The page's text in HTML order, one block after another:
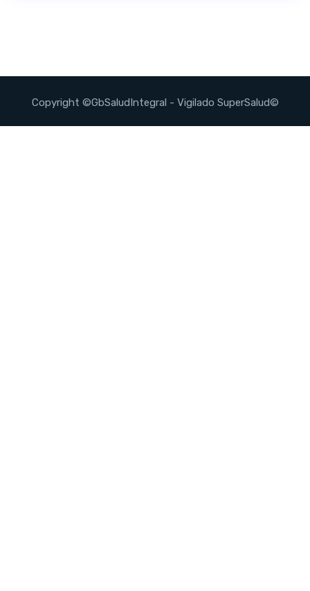
Copyright ©GbSaludIntegral - Vigilado SuperSalud©